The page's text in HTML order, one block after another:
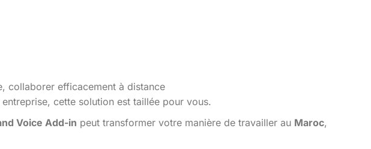
collaborer efficacement à distance
cette solution est taillée pour vous.
Voice Add-in peut transformer votre manière de travailler au Maroc,